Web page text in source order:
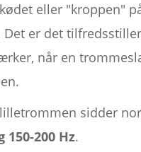
eller "kroppen"
er det
når en
sidder
200 Hz.